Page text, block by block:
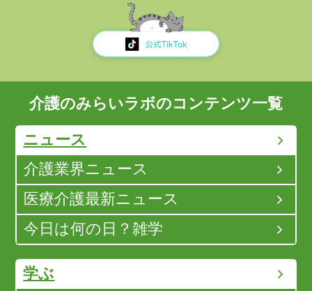
介護のみらいラボのコンテンツ一覧
ニュース
介護業界ニュース
医療介護最新ニュース
今日は何の日？雑学
学ぶ